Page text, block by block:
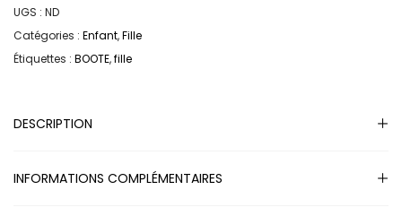
UGS : ND
Catégories : Enfant,Fille
Étiquettes : BOOTE,fille
DESCRIPTION
INFORMATIONS COMPLÉMENTAIRES